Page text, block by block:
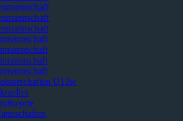
U13w